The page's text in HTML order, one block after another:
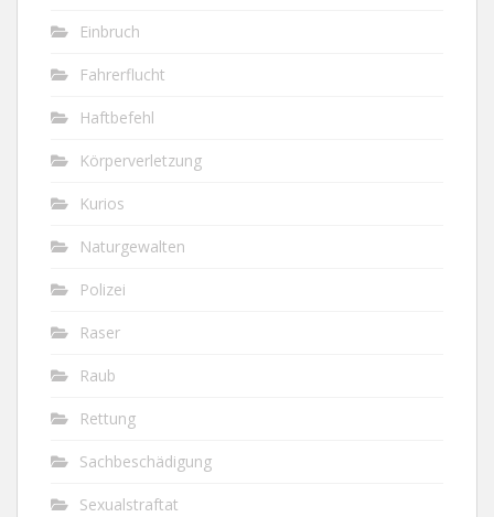
Einbruch
Fahrerflucht
Haftbefehl
Körperverletzung
Kurios
Naturgewalten
Polizei
Raser
Raub
Rettung
Sachbeschädigung
Sexualstraftat